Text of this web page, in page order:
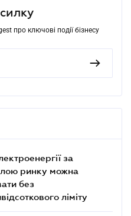
про ключові події бізнесу
за
ринку можна
без
ліміту